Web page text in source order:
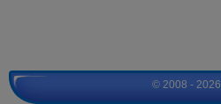
© 2008 - 2026